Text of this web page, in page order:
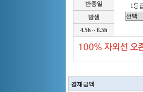
1등
반종일
밤샘
4.5h ~ 8.5h
결재금액